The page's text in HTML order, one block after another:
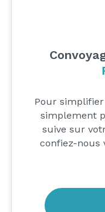
Pour
simplement
suive sur
confiez-nous